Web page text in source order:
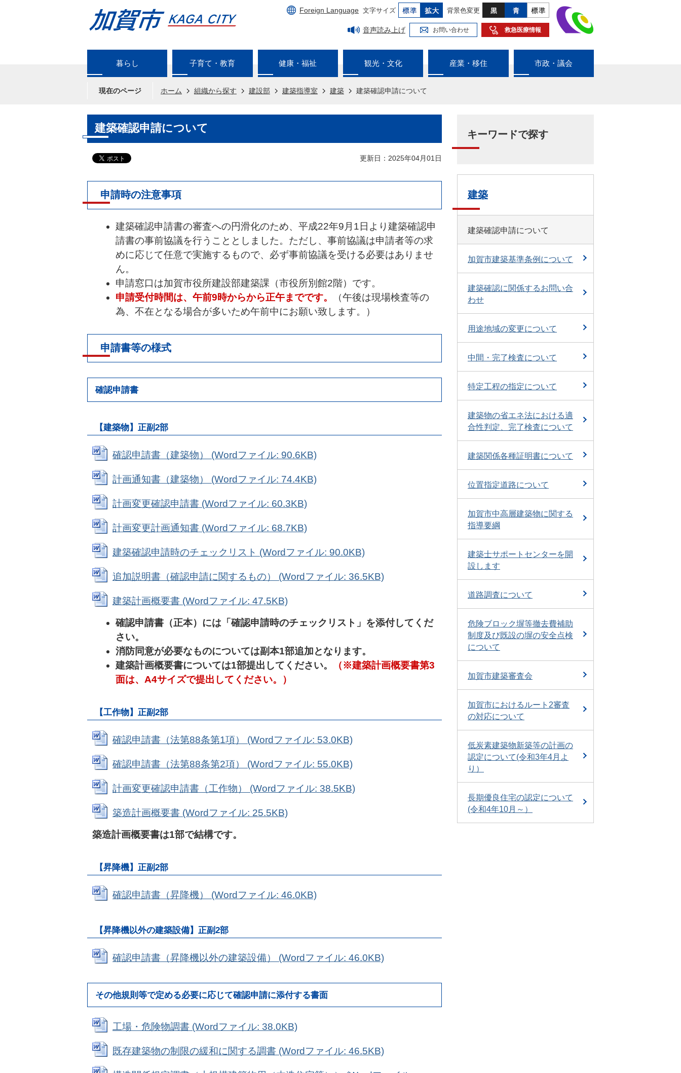
Foreign Language 文字サイズ 背景色変更
音声読み上げ お問い合わせ 救急医療情報
暮らし 子育て・教育 健康・福祉 観光・文化 産業・移住 市政・議会
現在のページ ホーム 組織から探す 建設部 建築指導室 建築 建築確認申請について
建築確認申請について
更新日：2025年04月01日
申請時の注意事項
建築確認申請書の審査への円滑化のため、平成22年9月1日より建築確認申
請書の事前協議を行うこととしました。ただし、事前協議は申請者等の求
めに応じて任意で実施するもので、必ず事前協議を受ける必要はありませ
ん。
申請窓口は加賀市役所建設部建築課（市役所別館2階）です。
申請受付時間は、午前9時からから正午までです。
（午後は現場検査等の
為、不在となる場合が多いため午前中にお願い致します。）
申請書等の様式
確認申請書
【建築物】正副2部
確認申請書（建築物） (Wordファイル: 90.6KB)
計画通知書（建築物） (Wordファイル: 74.4KB)
計画変更確認申請書 (Wordファイル: 60.3KB)
計画変更計画通知書 (Wordファイル: 68.7KB)
建築確認申請時のチェックリスト (Wordファイル: 90.0KB)
追加説明書（確認申請に関するもの） (Wordファイル: 36.5KB)
建築計画概要書 (Wordファイル: 47.5KB)
確認申請書（正本）には「確認申請時のチェックリスト 」を添付してくだ
さい。
消防同意が必要なものについては副本1部追加となります。
建築計画概要書については1部提出してください。
（※建築計画概要書第3
面は、A4サイズで提出してください。）
【工作物】正副2部
確認申請書（法第88条第1項） (Wordファイル: 53.0KB)
確認申請書（法第88条第2項） (Wordファイル: 55.0KB)
計画変更確認申請書（工作物） (Wordファイル: 38.5KB)
築造計画概要書 (Wordファイル: 25.5KB)
築造計画概要書は1部で結構です。
【昇降機】正副2部
確認申請書（昇降機） (Wordファイル: 46.0KB)
【昇降機以外の建築設備】正副2部
確認申請書（昇降機以外の建築設備） (Wordファイル: 46.0KB)
その他規則等で定める必要に応じて確認申請に添付する書面
工場・危険物調書 (Wordファイル: 38.0KB)
既存建築物の制限の緩和に関する調書 (Wordファイル: 46.5KB)
キーワードで探す
建築
建築確認申請について
加賀市建築基準条例について
建築確認に関係するお問い合
わせ
用途地域の変更について
中間・完了検査について
特定工程の指定について
建築物の省エネ法における適
合性判定、完了検査について
建築関係各種証明書について
位置指定道路について
加賀市中高層建築物に関する
指導要綱
建築士サポートセンターを開
設します
道路調査について
危険ブロック塀等撤去費補助
制度及び既設の塀の安全点検
について
加賀市建築審査会
加賀市におけるルート2審査
の対応について
低炭素建築物新築等の計画の
認定について(令和3年4月よ
り）
長期優良住宅の認定について
(令和4年10月～）